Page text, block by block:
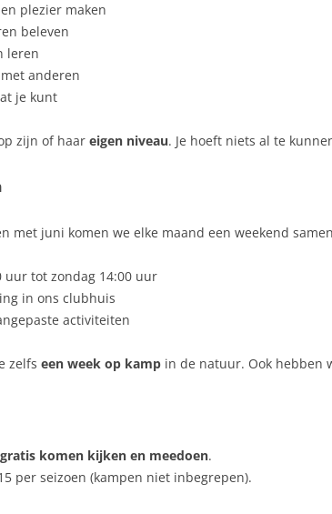
plezier maken
beleven
leren
anderen
je kunt
zijn of haar eigen niveau. Je hoeft niets al te
met juni komen we elke maand een weekend
uur tot zondag 14:00 uur
in ons clubhuis
activiteiten
zelfs een week op kamp in de natuur. Ook hebben
komen kijken en meedoen.
per seizoen (kampen niet inbegrepen).